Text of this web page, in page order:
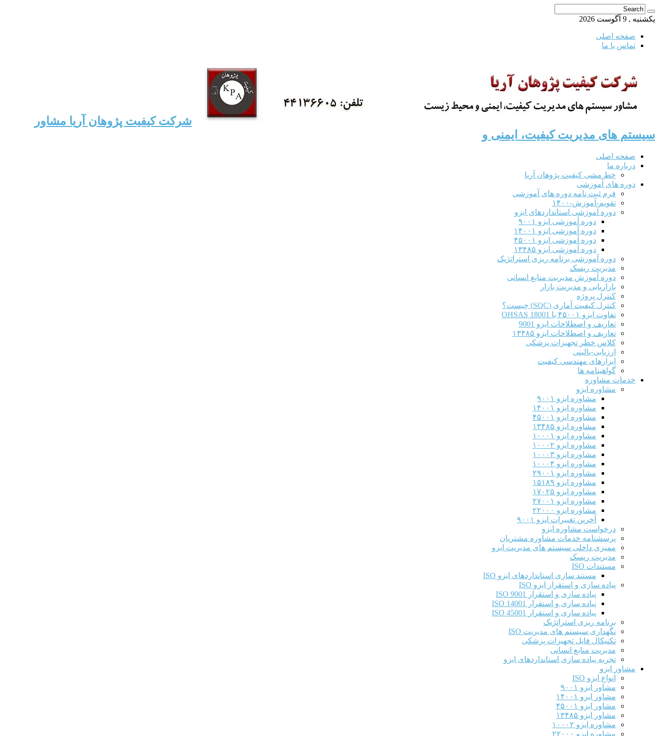
یکشنبه , 9 آگوست 2026
صفحه اصلی
تماس با ما
شرکت کیفیت پژوهان آریا مشاور
سیستم های مدیریت کیفیت، ایمنی و
صفحه اصلی
درباره ما
خط مشی کیفیت پژوهان آریا
دوره های آموزشی
فرم ثبت نامه دوره های آموزشی
تقویم-آموزش-۱۴۰۰
دوره آموزشی استانداردهای ایزو
دوره آموزشی ایزو ۹۰۰۱
دوره آموزشی ایزو ۱۴۰۰۱
دوره آموزشی ایزو ۴۵۰۰۱
دوره آموزشی ایزو ۱۳۴۸۵
دوره آموزشی برنامه ریزی استراتژیک
مدیریت ریسک
دوره آموزش مدیریت منابع انسانی
بازاریابی و مدیریت بازار
کنترل پروژه
کنترل کیفیت آماری (SQC) چیست؟
تفاوت ایزو ۴۵۰۰۱ با OHSAS 18001
تعاریف و اصطلاحات ایزو 9001
تعاریف و اصطلاحات ایزو ۱۳۴۸۵
کلاس خطر تجهیزات پزشکی
ارزیابی-بالینی
ابزارهای مهندسی کیفیت
گواهینامه ها
خدمات مشاوره
مشاوره ایزو
مشاوره ایزو ۹۰۰۱
مشاوره ایزو ۱۴۰۰۱
مشاوره ایزو ۴۵۰۰۱
مشاوره ایزو ۱۳۴۸۵
مشاوره ایزو ۱۰۰۰۱
مشاوره ایزو ۱۰۰۰۲
مشاوره ایزو ۱۰۰۰۳
مشاوره ایزو ۱۰۰۰۴
مشاوره ایزو ۲۹۰۰۱
مشاوره ایزو ۱۵۱۸۹
مشاوره ایزو ۱۷۰۲۵
مشاوره ایزو ۲۷۰۰۱
مشاوره ایزو ۲۲۰۰۰
آخرین تغییرات ایزو ۹۰۰۱
درخواست مشاوره ایزو
پرسشنامه خدمات مشاوره مشتریان
ممیزی داخلی سیستم های مدیریت ایزو
مدیریت ریسک
مستندات ISO
مستند سازی استانداردهای ایزو ISO
پیاده سازی و استقرار ایزو ISO
پیاده سازی و استقرار ISO 9001​
پیاده سازی و استقرار ISO 14001
پیاده سازی و استقرار ISO 45001
برنامه ریزی استراتژیک
نگهداری سیستم های مدیریت ISO
تکنیکال فایل تجهیزات پزشکی
مدیریت منابع انسانی
تجربه پیاده سازی استانداردهای ایزو
مشاور ایزو
انواع ایزو ISO
مشاور ایزو ۹۰۰۱
مشاور ایزو ۱۴۰۰۱
مشاور ایزو ۴۵۰۰۱
مشاور ایزو ۱۳۴۸۵
مشاوره ایزو ۱۰۰۰۲
مشاوره ایزو ۲۲۰۰۰